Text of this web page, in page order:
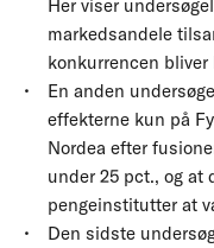
Her viser
markedsandele
konkurrencen
En anden
effekterne kun på
Nordea efter
under 25 pct., og
pengeinstitutter at
Den sidste